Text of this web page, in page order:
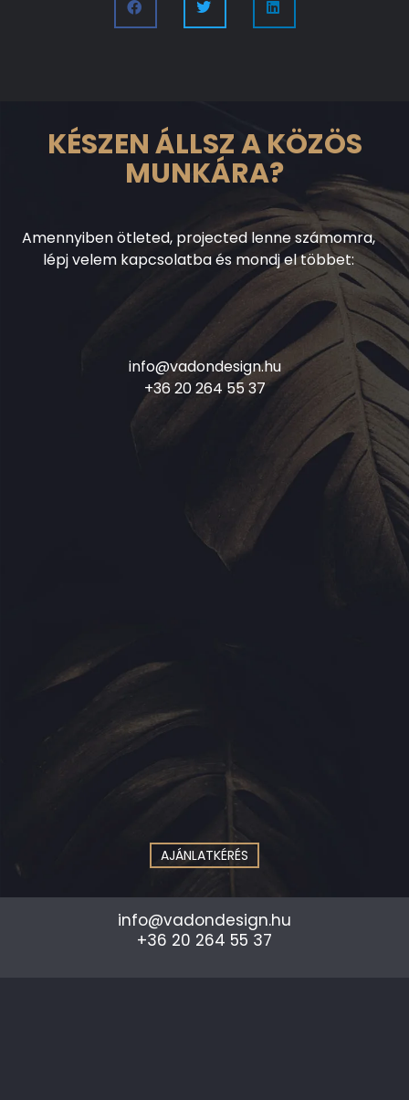
KÉSZEN ÁLLSZ A KÖZÖS
MUNKÁRA?
Amennyiben ötleted, projected lenne számomra,
lépj velem kapcsolatba és mondj el többet:
info@vadondesign.hu
+36 20 264 55 37
AJÁNLATKÉRÉS
info@vadondesign.hu
+36 20 264 55 37